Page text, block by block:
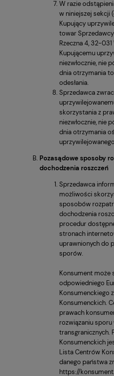
W razie
w niniejszej sekcji
Kupujący
towar
Rzeczna 4, 32-
Kupującemu
niezwłocznie, nie
dnia otrzymania
odesłania.
Sprzedawca
skorzystania z
niezwłocznie, nie
dnia otrzymania
Pozasądowe sposoby
dochodzenia roszczeń
Sprzedawca
możliwości
sposobów
dochodzenia
procedur
stronach
uprawnionych do
sporów.
Konsument może
odpowiedniego
Konsumenckiego
Konsumenckich.
prawach
rozwiązaniu
transgranicznych.
Konsumenckich
Lista Centrów
danego państwa
https://